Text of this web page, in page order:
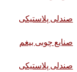
صندلی پلاستیکی
صنایع چوبی بیغم
صندلی پلاستیکی